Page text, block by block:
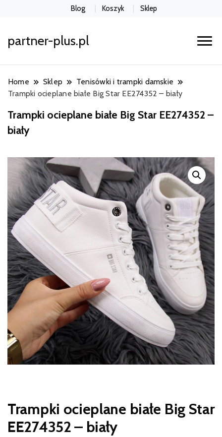
Blog Koszyk Sklep
partner-plus.pl
Home Sklep
Tenisówki i trampki damskie
Trampki ocieplane białe Big Star EE274352 – biały
Trampki ocieplane białe Big Star EE274352 –
biały
Trampki ocieplane białe Big Star
EE274352 – biały